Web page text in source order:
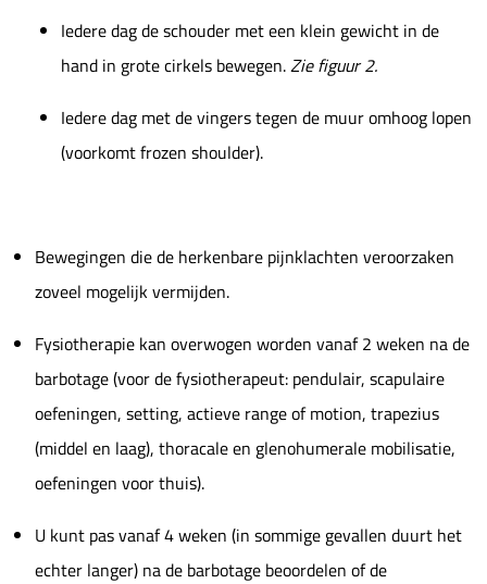
Iedere dag de schouder met een klein gewicht in de
hand in grote cirkels bewegen.Zie figuur 2.
Iedere dag met de vingers tegen de muur omhoog lopen
(voorkomt frozen shoulder).
Bewegingen die de herkenbare pijnklachten veroorzaken
zoveel mogelijk vermijden.
Fysiotherapie kan overwogen worden vanaf 2 weken na de
barbotage (voor de fysiotherapeut: pendulair, scapulaire
oefeningen, setting, actieve range of motion, trapezius
(middel en laag), thoracale en glenohumerale mobilisatie,
oefeningen voor thuis).
U kunt pas vanaf 4 weken (in sommige gevallen duurt het
echter langer) na de barbotage beoordelen of de